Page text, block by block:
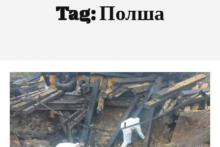
Tag:Полша